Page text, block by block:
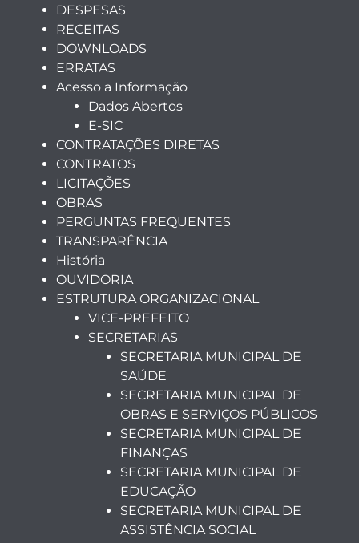
DESPESAS
RECEITAS
DOWNLOADS
ERRATAS
Acesso a Informação
Dados Abertos
E-SIC
CONTRATAÇÕES DIRETAS
CONTRATOS
LICITAÇÕES
OBRAS
PERGUNTAS FREQUENTES
TRANSPARÊNCIA
História
OUVIDORIA
ESTRUTURA ORGANIZACIONAL
VICE-PREFEITO
SECRETARIAS
SECRETARIA MUNICIPAL DE
SAÚDE
SECRETARIA MUNICIPAL DE
OBRAS E SERVIÇOS PÚBLICOS
SECRETARIA MUNICIPAL DE
FINANÇAS
SECRETARIA MUNICIPAL DE
EDUCAÇÃO
SECRETARIA MUNICIPAL DE
ASSISTÊNCIA SOCIAL